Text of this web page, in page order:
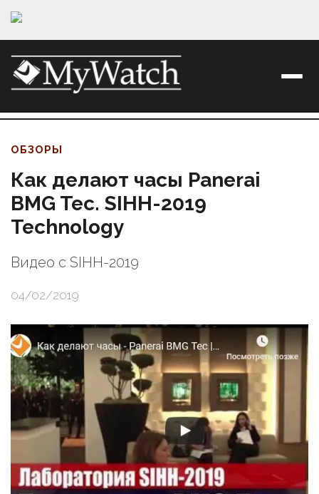
ОБЗОРЫ
Как делают часы Panerai
BMG Tec. SIHH-2019
Technology
Видео с SIHH-2019
04/02/2019